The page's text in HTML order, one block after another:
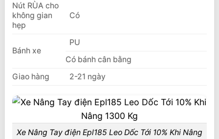
Nút RÙA cho
không gian
hẹp
Có
Bánh xe
PU
Có bánh cân bằng
Giao hàng
2-21 ngày
Xe Nâng Tay điện Epl185 Leo Dốc Tới 10% Khi Nâng